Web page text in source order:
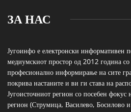
ЗА НАС
Југоинфо е електронски информативен
медиумскиот простор од 2012 година
професионално информирање на сите
покрива настаните и ви ги става на
Југоисточниот регион со посебен
регион (Струмица, Василево, Босилово